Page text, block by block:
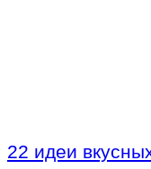
22 идеи